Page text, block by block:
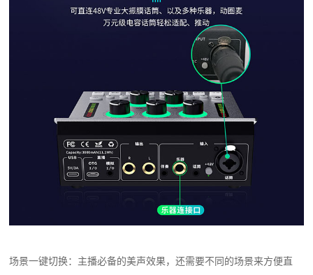
场景一键切换：主播必备的美声效果，还需要不同的场景来方便直